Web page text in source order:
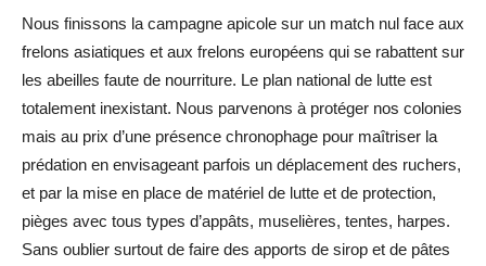
Nous finissons la campagne apicole sur un match nul face aux
frelons asiatiques et aux frelons européens qui se rabattent sur
les abeilles faute de nourriture. Le plan national de lutte est
totalement inexistant. Nous parvenons à protéger nos colonies
mais au prix d’une présence chronophage pour maîtriser la
prédation en envisageant parfois un déplacement des ruchers,
et par la mise en place de matériel de lutte et de protection,
pièges avec tous types d’appâts, muselières, tentes, harpes.
Sans oublier surtout de faire des apports de sirop et de pâtes